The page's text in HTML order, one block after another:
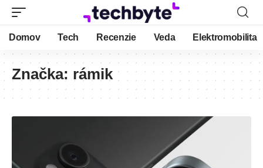
Domov Tech Recenzie Veda Elektromobilita
Značka: rámik